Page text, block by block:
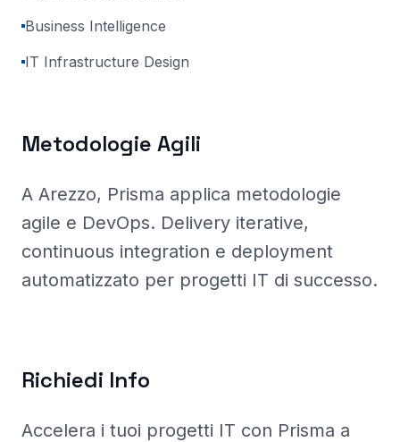
Business Intelligence
IT Infrastructure Design
Metodologie Agili
A Arezzo, Prisma applica metodologie
agile e DevOps. Delivery iterative,
continuous integration e deployment
automatizzato per progetti IT di successo.
Richiedi Info
Accelera i tuoi progetti IT con Prisma a